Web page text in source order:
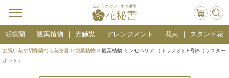
胡蝶蘭 観葉植物 光触媒 アレンジメント 花束 スタンド花
お祝い花や胡蝶蘭なら花秘書 > 観葉植物 > 観葉植物 サンセベリア （トラノオ）8号鉢（ラスター
ポット）